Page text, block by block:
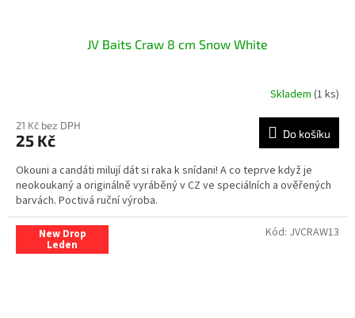
JV Baits Craw 8 cm Snow White
Skladem (1 ks)
21 Kč bez DPH
25 Kč Do košíku
Okouni a candáti milují dát si raka k snídani! A co teprve když je
neokoukaný a originálně vyráběný v CZ ve speciálních a ověřených
barvách. Poctivá ruční výroba.
New Drop
Leden
Kód: JVCRAW13